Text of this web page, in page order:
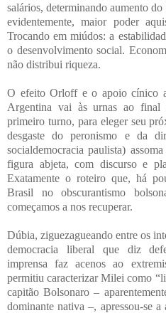
salários, determinando aumento
evidentemente, maior poder
Trocando em miúdos: a
o desenvolvimento social.
não distribui riqueza.
O efeito Orloff e o apoio cínico
Argentina vai às urnas ao final
primeiro turno, para eleger seu
desgaste do peronismo e da
socialdemocracia paulista)
figura abjeta, com discurso e
Exatamente o roteiro que, há
Brasil no obscurantismo
começamos a nos recuperar.
Dúbia, ziguezagueando entre os
democracia liberal que diz
imprensa faz acenos ao
permitiu caracterizar Milei como
capitão Bolsonaro –
dominante nativa –, apressou-se